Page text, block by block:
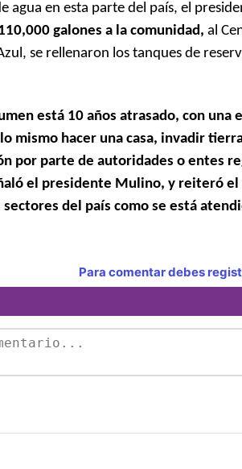
agua en esta parte del país, el
galones a la comunidad, al
se rellenaron los tanques de
está 10 años atrasado, con
mismo hacer una casa, invadir
por parte de autoridades o entes
el presidente Mulino, y reiteró
sectores del país como se está
Para comentar debes